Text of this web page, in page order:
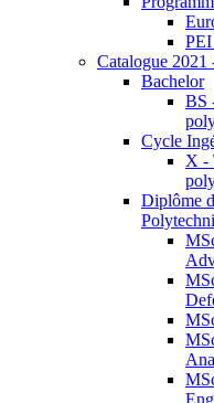
PEI
Catalogue 2021
Bachelor
BS
Cycle
X -
Diplôme